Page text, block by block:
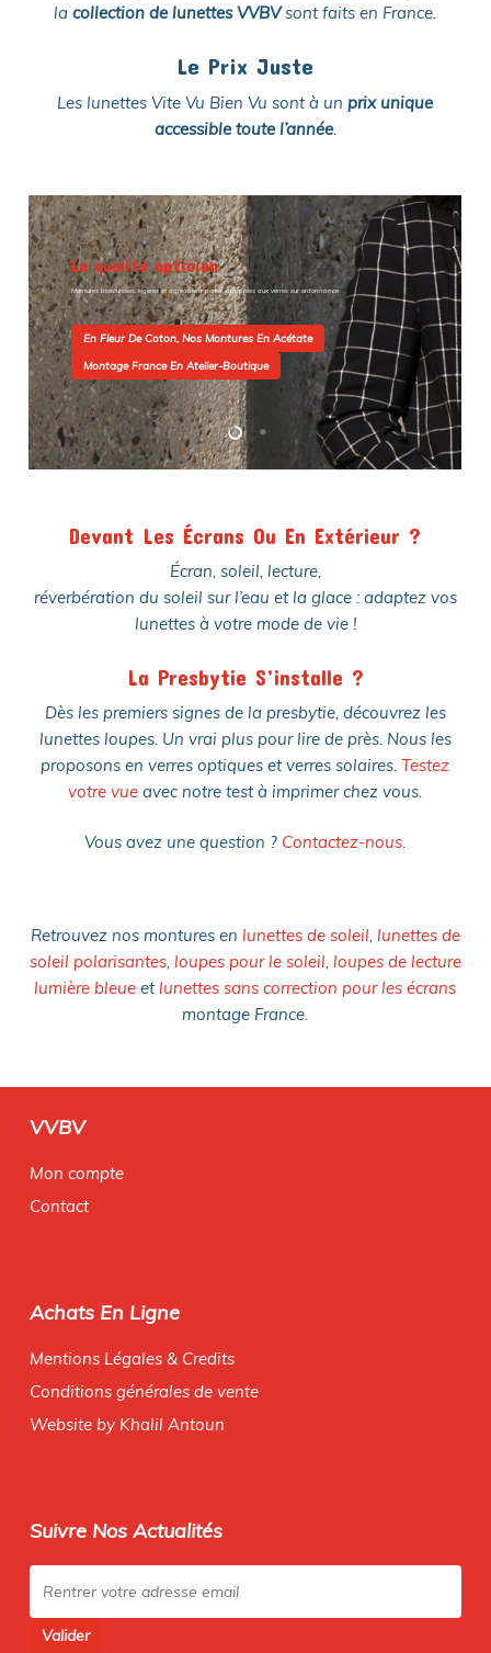
lacollection de lunettes VVBVsont faits en France.
Le Prix Juste
Les lunettes Vite Vu Bien Vu sont à unprix unique
accessible toute l’année.
La qualité opticien
Montures biosourcées, légères et agréable à porter, adaptées aux verres sur ordonnance
En Fleur De Coton, Nos Montures En Acétate
Montage France En Atelier-Boutique
Devant Les Écrans Ou En Extérieur ?
Écran, soleil, lecture,
réverbération du soleil sur l’eau et la glace : adaptez vos
lunettes à votre mode de vie !
La Presbytie S’installe ?
Dès les premiers signes de la presbytie, découvrez les
lunettes loupes. Un vrai plus pour lire de près. Nous les
proposons en verres optiques et verres solaires.Testez
votre vue avec notre test à imprimer chez vous.
Vous avez une question ? Contactez-nous.
Retrouvez nos montures en lunettes de soleil, lunettes de
soleil polarisantes, loupes pour le soleil, loupes de lecture
lumière bleue et lunettes sans correction pour les écrans
montage France.
VVBV
Mon compte
Contact
Achats En Ligne
Mentions Légales & Credits
Conditions générales de vente
Website by Khalil Antoun
Suivre Nos Actualités